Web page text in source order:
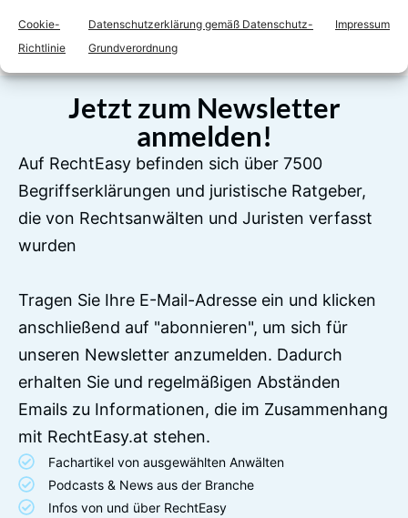
Cookie-
Richtlinie
Datenschutzerklärung gemäß Datenschutz-
Grundverordnung
Impressum
Jetzt zum Newsletter
anmelden!
Auf RechtEasy befinden sich über 7500
Begriffserklärungen und juristische Ratgeber,
die von Rechtsanwälten und Juristen verfasst
wurden
Tragen Sie Ihre E-Mail-Adresse ein und klicken
anschließend auf "abonnieren", um sich für
unseren Newsletter anzumelden. Dadurch
erhalten Sie und regelmäßigen Abständen
Emails zu Informationen, die im Zusammenhang
mit RechtEasy.at stehen.
Fachartikel von ausgewählten Anwälten
Podcasts & News aus der Branche
Infos von und über RechtEasy